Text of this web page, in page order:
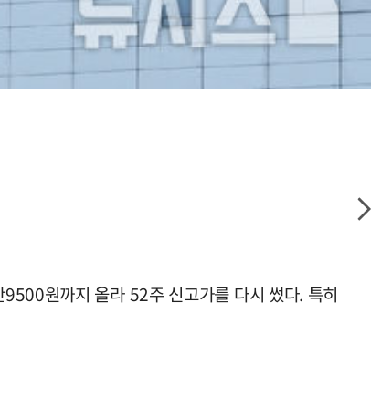
원까지 올라 52주 신고가를 다시 썼다. 특히